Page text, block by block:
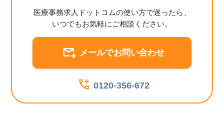
医療事務求人ドットコムの使い方で迷ったら、
いつでもお気軽にご相談ください。
メールでお問い合わせ
0120-356-672